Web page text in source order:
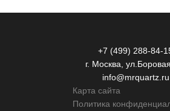
+7 (499) 288-84-
г. Москва,
info@mrquartz.ru
Карта сайта
Политика